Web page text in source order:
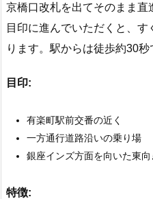
京橋口改札を出てそのまま
目印に進んでいただくと、
ります。駅からは徒歩約30秒
目印:
有楽町駅前交番の近く
一方通行道路沿いの乗り場
銀座インズ方面を向いた東
特徴: